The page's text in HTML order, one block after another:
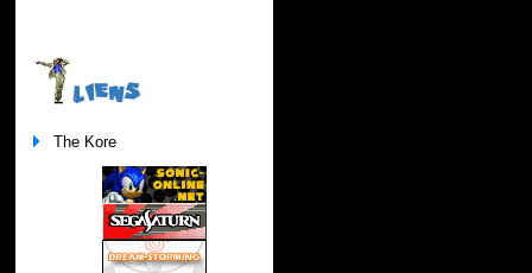
LIENS
The Kore